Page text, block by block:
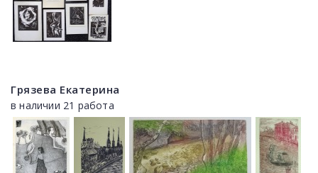
Грязева Екатерина
в наличии 21 работа